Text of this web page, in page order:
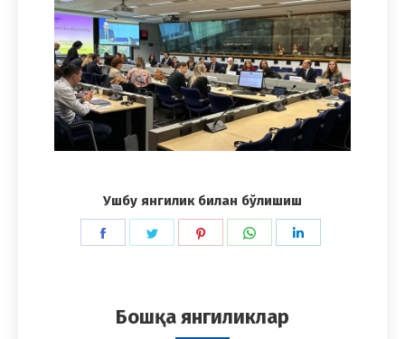
Ушбу янгилик билан бўлишиш
Share
Share
Share
Share
Бошқа янгиликлар